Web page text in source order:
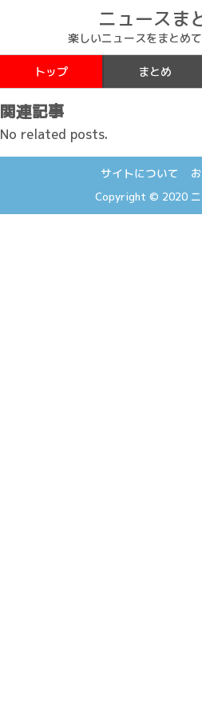
ニュースま
楽しいニュースをまとめて
トップ まとめ
関連記事
No related posts.
サイトについて
Copyright © 2020